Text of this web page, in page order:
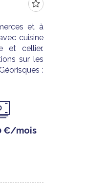
et à
cuisine
et cellier.
sur les
:
€/mois